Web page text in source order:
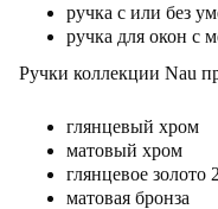
ручка с или без
ручка для окон с
Ручки коллекции Nau
глянцевый хром
матовый хром
глянцевое золото
матовая бронза